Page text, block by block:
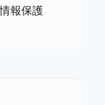
報保護